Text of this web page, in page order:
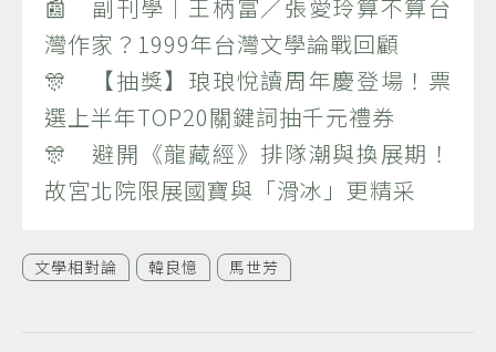
📰 副刊學｜王柄富／張愛玲算不算台
灣作家？1999年台灣文學論戰回顧
🎊 【抽獎】琅琅悅讀周年慶登場！票
選上半年TOP20關鍵詞抽千元禮券
🎊 避開《龍藏經》排隊潮與換展期！
故宮北院限展國寶與「滑冰」更精采
文學相對論 韓良憶 馬世芳